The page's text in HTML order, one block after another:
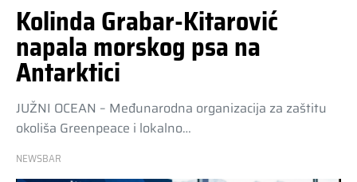
Kolinda Grabar-Kitarović
napala morskog psa na
Antarktici
JUŽNI OCEAN – Međunarodna organizacija za zaštitu
okoliša Greenpeace i lokalno…
NEWSBAR